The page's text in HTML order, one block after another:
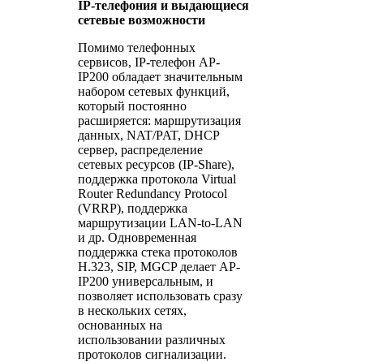
IP-телефония и выдающиеся
сетевые возможности
Помимо телефонных
сервисов, IP-телефон AP-
IP200 обладает значительным
набором сетевых функций,
который постоянно
расширяется: маршрутизация
данных, NAT/PAT, DHCP
сервер, распределение
сетевых ресурсов (IP-Share),
поддержка протокола Virtual
Router Redundancy Protocol
(VRRP), поддержка
маршрутизации LAN-to-LAN
и др. Одновременная
поддержка стека протоколов
H.323, SIP, MGCP делает AP-
IP200 универсальным, и
позволяет использовать сразу
в нескольких сетях,
основанных на
использовании различных
протоколов сигнализации.